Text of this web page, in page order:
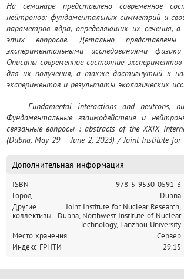
На семинаре представлено современное
нейтронов: фундаментальных симметрий и
параметров ядра, определяющих их сечения,
этих вопросов. Детально
экспериментальными исследованиями
Описаны современное состояние
для их получения, а также достигнутый к
экспериментов и результаты экологических
Фундаментальные взаимодействия и
связанные вопросы : abstracts of the XXIX
(Dubna, May 29 – June 2, 2023) / Joint Institute
Дополнительная информация
ISBN
978-5-9530-0591-3
Город
Dubna
Другие
коллективы
Joint Institute for Nuclear Research,
Dubna, Northwest Institute of Nuclear
Technology, Lanzhou University
Место хранения
Сервер
Индекс ГРНТИ
29.15